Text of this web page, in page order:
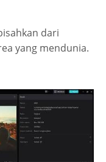
dari
yang mendunia.